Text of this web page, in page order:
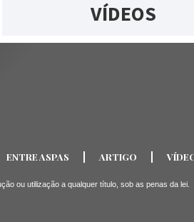
VÍDEOS
ENTRE ASPAS ARTIGO
ou utilização a qualquer título, sob as penas da lei.